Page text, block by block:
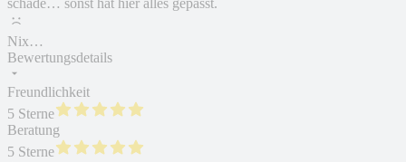
schade… sonst hat hier alles gepasst.
Nix…
Bewertungsdetails
Freundlichkeit
5 Sterne
Beratung
5 Sterne